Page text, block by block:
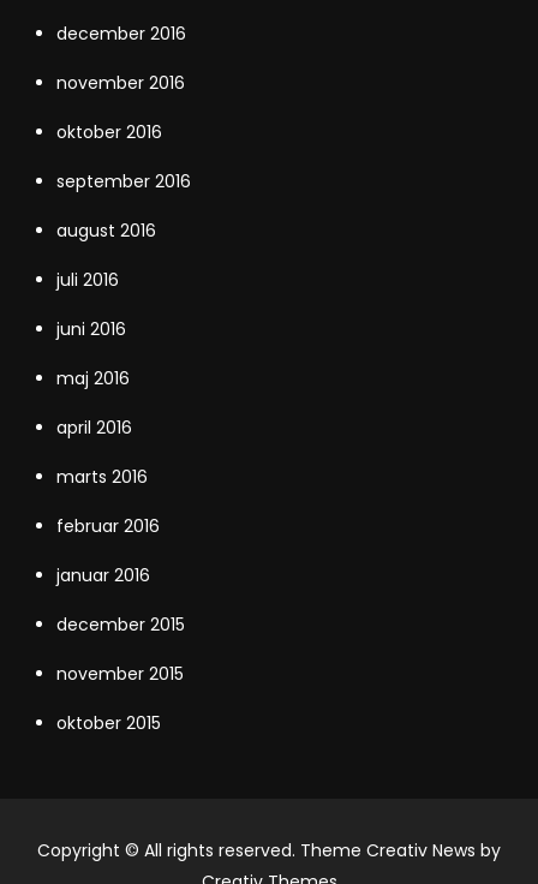
december 2016
november 2016
oktober 2016
september 2016
august 2016
juli 2016
juni 2016
maj 2016
april 2016
marts 2016
februar 2016
januar 2016
december 2015
november 2015
oktober 2015
Copyright © All rights reserved. Theme Creativ News by